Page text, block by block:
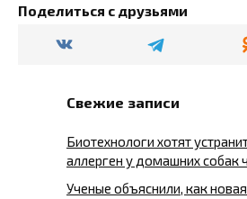
Поделиться с друзьями
Свежие записи
Биотехнологи хотят
аллерген у домашних собак
Ученые объяснили, как